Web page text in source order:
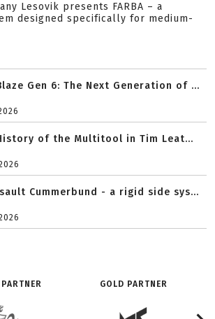
Lesovik presents FARBA – a
designed specifically for medium-
Gen 6: The Next Generation of ...
of the Multitool in Tim Leat...
Cummerbund - a rigid side sys...
GOLD PARTNER